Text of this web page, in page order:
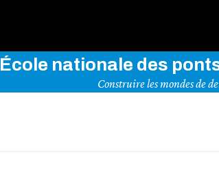
École nationale des
Construire les mondes de